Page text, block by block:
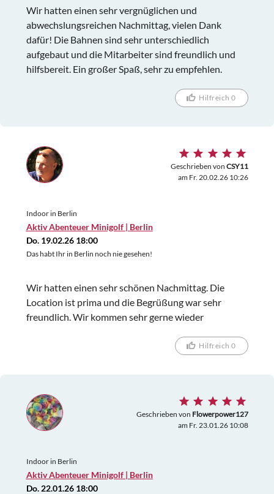
Wir hatten einen sehr vergnüglichen und
abwechslungsreichen Nachmittag, vielen Dank
dafür! Die Bahnen sind sehr unterschiedlich
aufgebaut und die Mitarbeiter sind freundlich und
hilfsbereit. Ein großer Spaß, sehr zu empfehlen.
Hilfreich 0
Geschrieben von CSY11
am Fr. 20.02.26 10:26
Indoor in Berlin
Aktiv Abenteuer Minigolf | Berlin
Do. 19.02.26 18:00
Das habt Ihr in Berlin noch nie gesehen!
Wir hatten einen sehr schönen Nachmittag. Die
Location ist prima und die Begrüßung war sehr
freundlich. Wir kommen sehr gerne wieder
Hilfreich 0
Geschrieben von Flowerpower127
am Fr. 23.01.26 10:08
Indoor in Berlin
Aktiv Abenteuer Minigolf | Berlin
Do. 22.01.26 18:00